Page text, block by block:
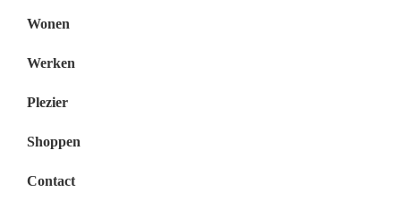
Wonen
Werken
Plezier
Shoppen
Contact